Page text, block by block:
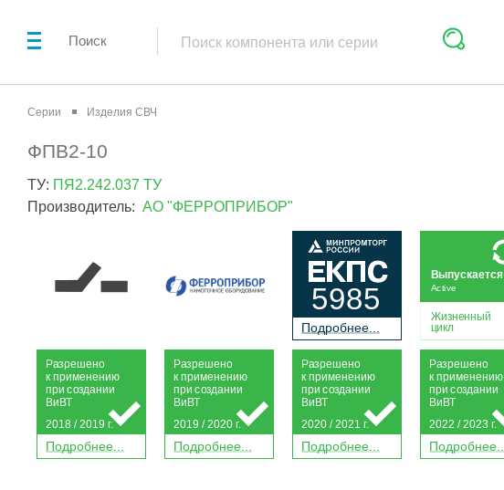
Поиск
Серии Изделия СВЧ
ФПВ2-10
ТУ: ПЯ2.242.037 ТУ
Производитель: АО "ФЕРРОПРИБОР"
Подробнее...
5985
Жизненный
цикл
Active
Выпускается
Подробнее...
Разрешено
к применению
присоздании
Ви ВТ
2018 / 2019 г.
Подробнее...
Разрешено
к применению
присоздании
Ви ВТ
2019 / 2020 г.
Подробнее...
Разрешено
к применению
присоздании
Ви ВТ
2020 / 2021 г.
Подробнее...
Разрешено
к применению
присоздании
Ви ВТ
2022 / 2023 г.